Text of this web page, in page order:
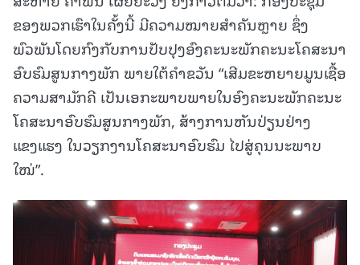
ຂອງພວກເຮົາໃນຄັ້ງນີ້ ມີຄວາມໝາຍສໍາຄັນຫຼາຍ ຊຶ່ງ
ພົວພັນໂດຍກົງກັບການປັບປຸງອົງຄະນະພັກຄະນະໂຄສະນາ
ອົບຮົມສູນກາງພັກ ພາຍໃຕ້ຄໍາຂວັນ “ເສີມຂະຫຍາຍມູນເຊື້ອ
ຄວາມສາມັກຄີ ເປັນເອກະພາບພາຍໃນອົງຄະນະພັກຄະນະ
ໂຄສະນາອົບຮົມສູນກາງພັກ, ສ້າງການຫັນປ່ຽນຢ່າງ
ແຂງແຮງ ໃນວຽກງານໂຄສະນາອົບຮົມ ໄປສູ່ຄຸນນະພາບ
ໃໝ່”.